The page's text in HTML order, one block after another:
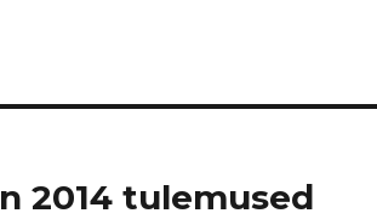
2014 tulemused